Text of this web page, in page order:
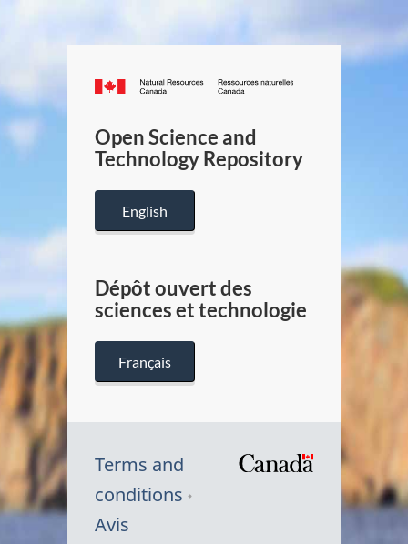
Canada.ca
/
Canada
Open Science and
Technology Repository
English
Dépôt ouvert des
sciences et technologie
Français
Terms and
conditions
Avis
Symbole